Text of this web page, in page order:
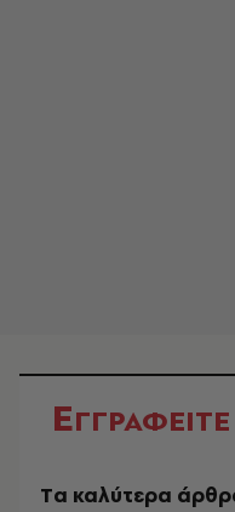
ΕΓΓΡΑΦΕΙΤΕ
Tα καλύτερα